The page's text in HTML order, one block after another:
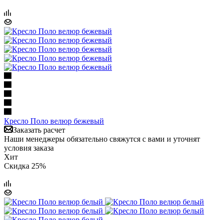
Кресло Поло велюр бежевый
Заказать расчет
Наши менеджеры обязательно свяжутся с вами и уточнят
условия заказа
Хит
Скидка 25%